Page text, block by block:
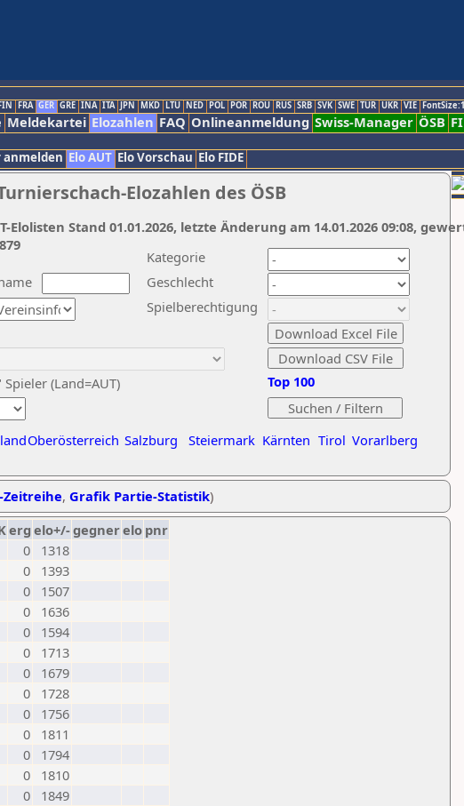
FRA GER GRE INA ITA JPN MKD LTU NED POL POR ROU RUS SRB SVK SWE TUR UKR VIE
Meldekartei Elozahlen FAQ Onlineanmeldung Swiss-Manager ÖSB
anmelden Elo AUT Elo Vorschau Elo FIDE
Elozahlen des ÖSB
Kategorie
Geschlecht
(Land=AUT)
Spielberechtigung
Oberösterreich Salzburg Steiermark Kärnten Tirol Vorarlberg
Top 100
Elolisten Stand 01.01.2026, letzte Änderung am 14.01.2026 09:08,
Zeitreihe, Grafik Partie-Statistik)
erg elo+/-gegnerelo pnr
0
1318
0
1393
0
1507
0
1636
0
1594
0
1713
0
1679
0
1728
0
1756
0
1811
0
1794
0
1810
0
1849